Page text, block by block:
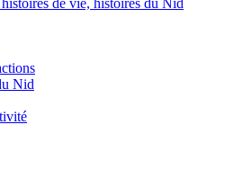
de vie, histoires du Nid
Nid